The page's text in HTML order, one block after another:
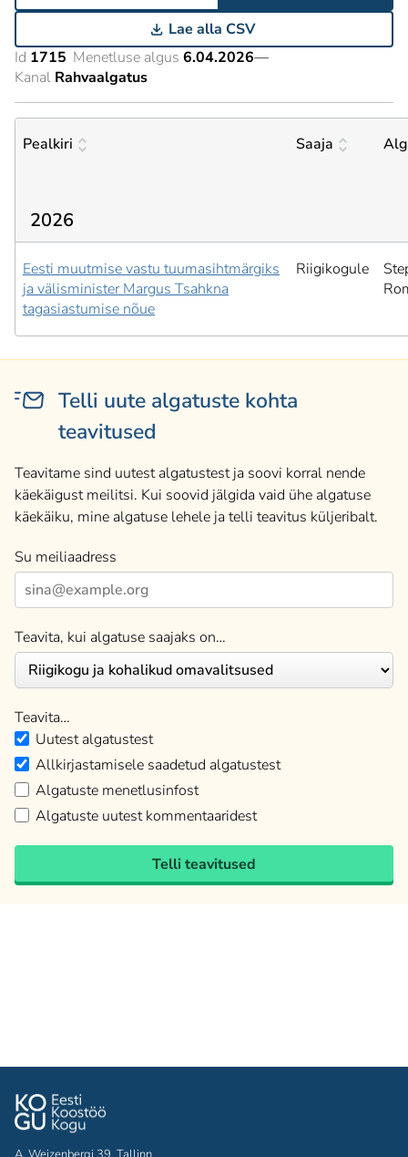
Lae alla CSV
Id 1715 Menetluse algus 6.04.2026—
Kanal Rahvaalgatus
Pealkiri Saaja
2026
Eesti muutmise vastu tuumasihtmärgiks
ja välisminister Margus Tsahkna
tagasiastumise nõue
Riigikogule
Telli uute algatuste kohta
teavitused
Teavitame sind uutest algatustest ja soovi korral nende
käekäigust meilitsi. Kui soovid jälgida vaid ühe algatuse
käekäiku, mine algatuse lehele ja telli teavitus küljeribalt.
Su meiliaadress
Teavita, kui algatuse saajaks on…
Teavita…
Uutest algatustest
Allkirjastamisele saadetud algatustest
Algatuste menetlusinfost
Algatuste uutest kommentaaridest
Telli teavitused